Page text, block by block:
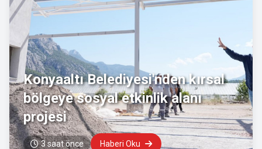
Belediye personelinden Başkan
Topaloğlu’na veda ziyareti
4 saat önce Haberi Oku